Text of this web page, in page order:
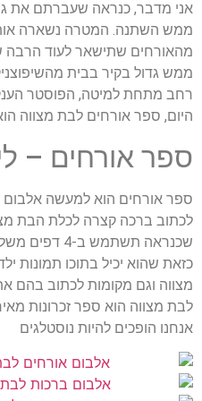
ממש השתנה. המטרה נשארה
מהאורחים שתישאר לעוד הרבה
ממש גדול בקיר בבית
רחב מתחת למיטה, הפוסטר
היום, ספר אורחים לבת מצווה
ספר אורחים –
ספר אורחים הוא למעשה אלבום
לכתוב ברכה קצרה לכלת הבת
שכנראה
כזאת שהוא יכיל בתוכו תמונות
מצווה וגם מקומות לכתוב בהם
אנחנו הופכים להיות נוסטלגים